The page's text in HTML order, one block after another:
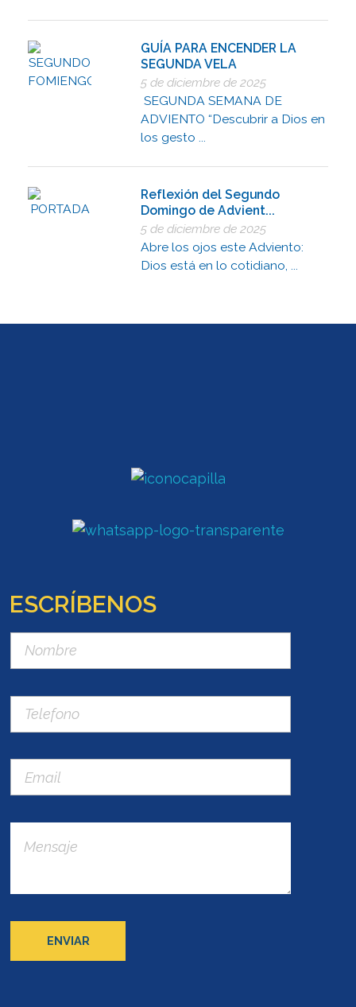
GUÍA PARA ENCENDER LA
SEGUNDA VELA
5 de diciembre de 2025
SEGUNDA SEMANA DE
ADVIENTO “Descubrir a Dios en
los gesto ...
Reflexión del Segundo
Domingo de Advient...
5 de diciembre de 2025
Abre los ojos este Adviento:
Dios está en lo cotidiano, ...
ESCRÍBENOS